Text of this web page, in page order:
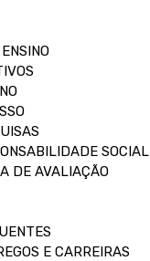
SOCIAL
DE AVALIAÇÃO
E CARREIRAS